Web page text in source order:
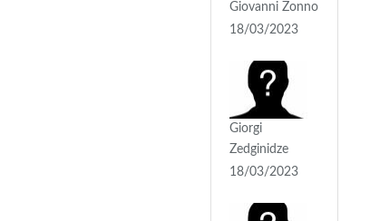
Giovanni Zonno
18/03/2023
Giorgi
Zedginidze
18/03/2023